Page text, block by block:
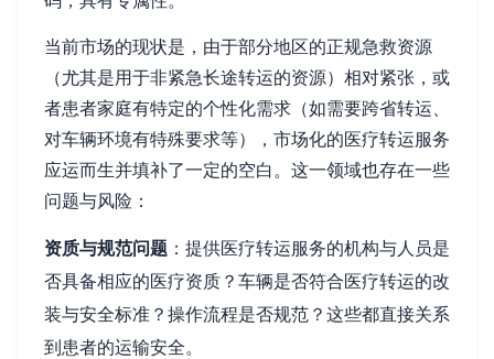
当前市场的现状是，由于部分地区的正规急救资源
（尤其是用于非紧急长途转运的资源）相对紧张，或
者患者家庭有特定的个性化需求（如需要跨省转运、
对车辆环境有特殊要求等），市场化的医疗转运服务
应运而生并填补了一定的空白。这一领域也存在一些
问题与风险：
资质与规范问题 ：提供医疗转运服务的机构与人员是
否具备相应的医疗资质？车辆是否符合医疗转运的改
装与安全标准？操作流程是否规范？这些都直接关系
到患者的运输安全。